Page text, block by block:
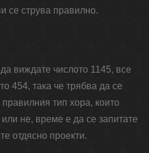
се струва правилно.
виждате числото 1145, все
454, така че трябва да се
правилния тип хора, които
не, време е да се запитате
отдясно проекти.